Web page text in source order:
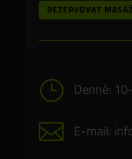
REZERVOVAT
} Denně:
 E-mail: